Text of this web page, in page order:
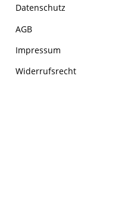
Datenschutz
AGB
Impressum
Widerrufsrecht